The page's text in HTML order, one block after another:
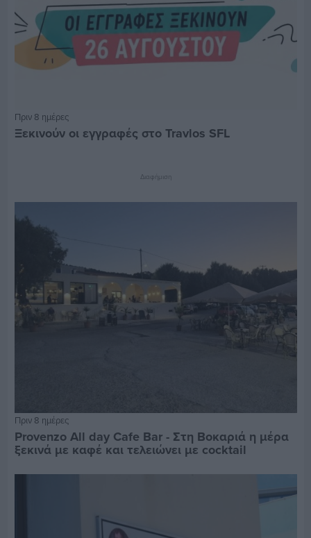
Πριν 8 ημέρες
Ξεκινούν οι εγγραφές στο Travlos SFL
Διαφήμιση
Πριν 8 ημέρες
Provenzo All day Cafe Bar - Στη Βοκαριά η μέρα
ξεκινά με καφέ και τελειώνει με cocktail